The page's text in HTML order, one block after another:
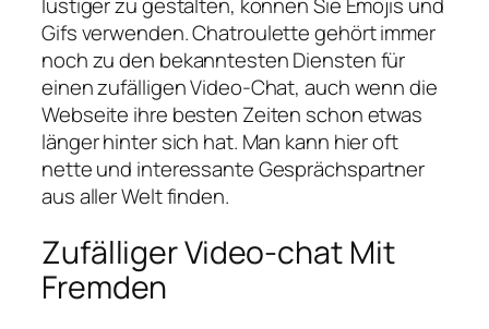
Gifs verwenden. Chatroulette gehört immer
noch zu den bekanntesten Diensten für
einen zufälligen Video-Chat, auch wenn die
Webseite ihre besten Zeiten schon etwas
länger hinter sich hat. Man kann hier oft
nette und interessante Gesprächspartner
aus aller Welt finden.
Zufälliger Video-chat Mit
Fremden